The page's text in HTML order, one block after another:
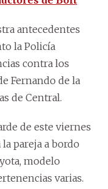
antecedentes
la Policía
contra los
Fernando de la
de Central.
de este viernes
pareja a bordo
modelo
varias.